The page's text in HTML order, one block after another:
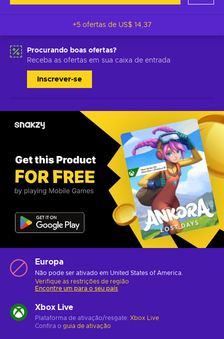
+5 ofertas de US$ 14,37
Procurando boas ofertas?
Receba as ofertas em sua caixa de entrada
Inscrever-se
Europa
Não pode ser ativado em United States of America.
Verifique as restrições de região
Encontre um para o seu país
Xbox Live
Plataforma de ativação/resgate: Xbox Live
Confira o guia de ativação